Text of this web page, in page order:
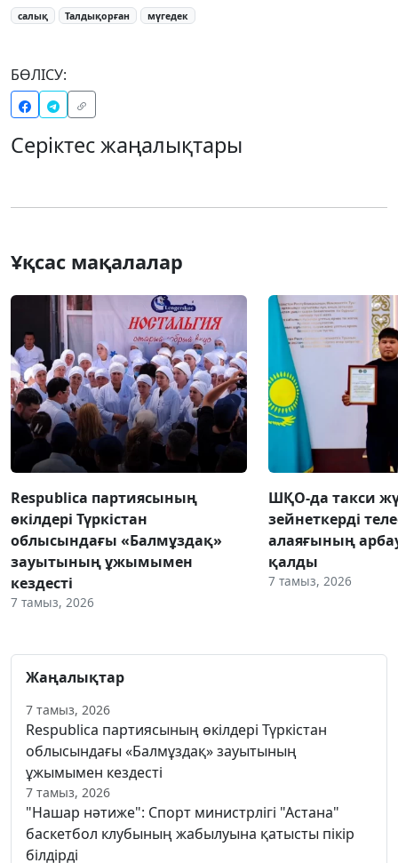
салық Талдықорған мүгедек
БӨЛІСУ:
Серіктес жаңалықтары
Ұқсас мақалалар
Respublica партиясының
өкілдері Түркістан
облысындағы «Балмұздақ»
зауытының ұжымымен
кездесті
7 тамыз, 2026
ШҚО-да такси
зейнеткерді
алаяғының
қалды
7 тамыз, 2026
Жаңалықтар
7 тамыз, 2026
Respublica партиясының өкілдері Түркістан
облысындағы «Балмұздақ» зауытының
ұжымымен кездесті
7 тамыз, 2026
"Нашар нәтиже": Спорт министрлігі "Астана"
баскетбол клубының жабылуына қатысты пікір
білдірді